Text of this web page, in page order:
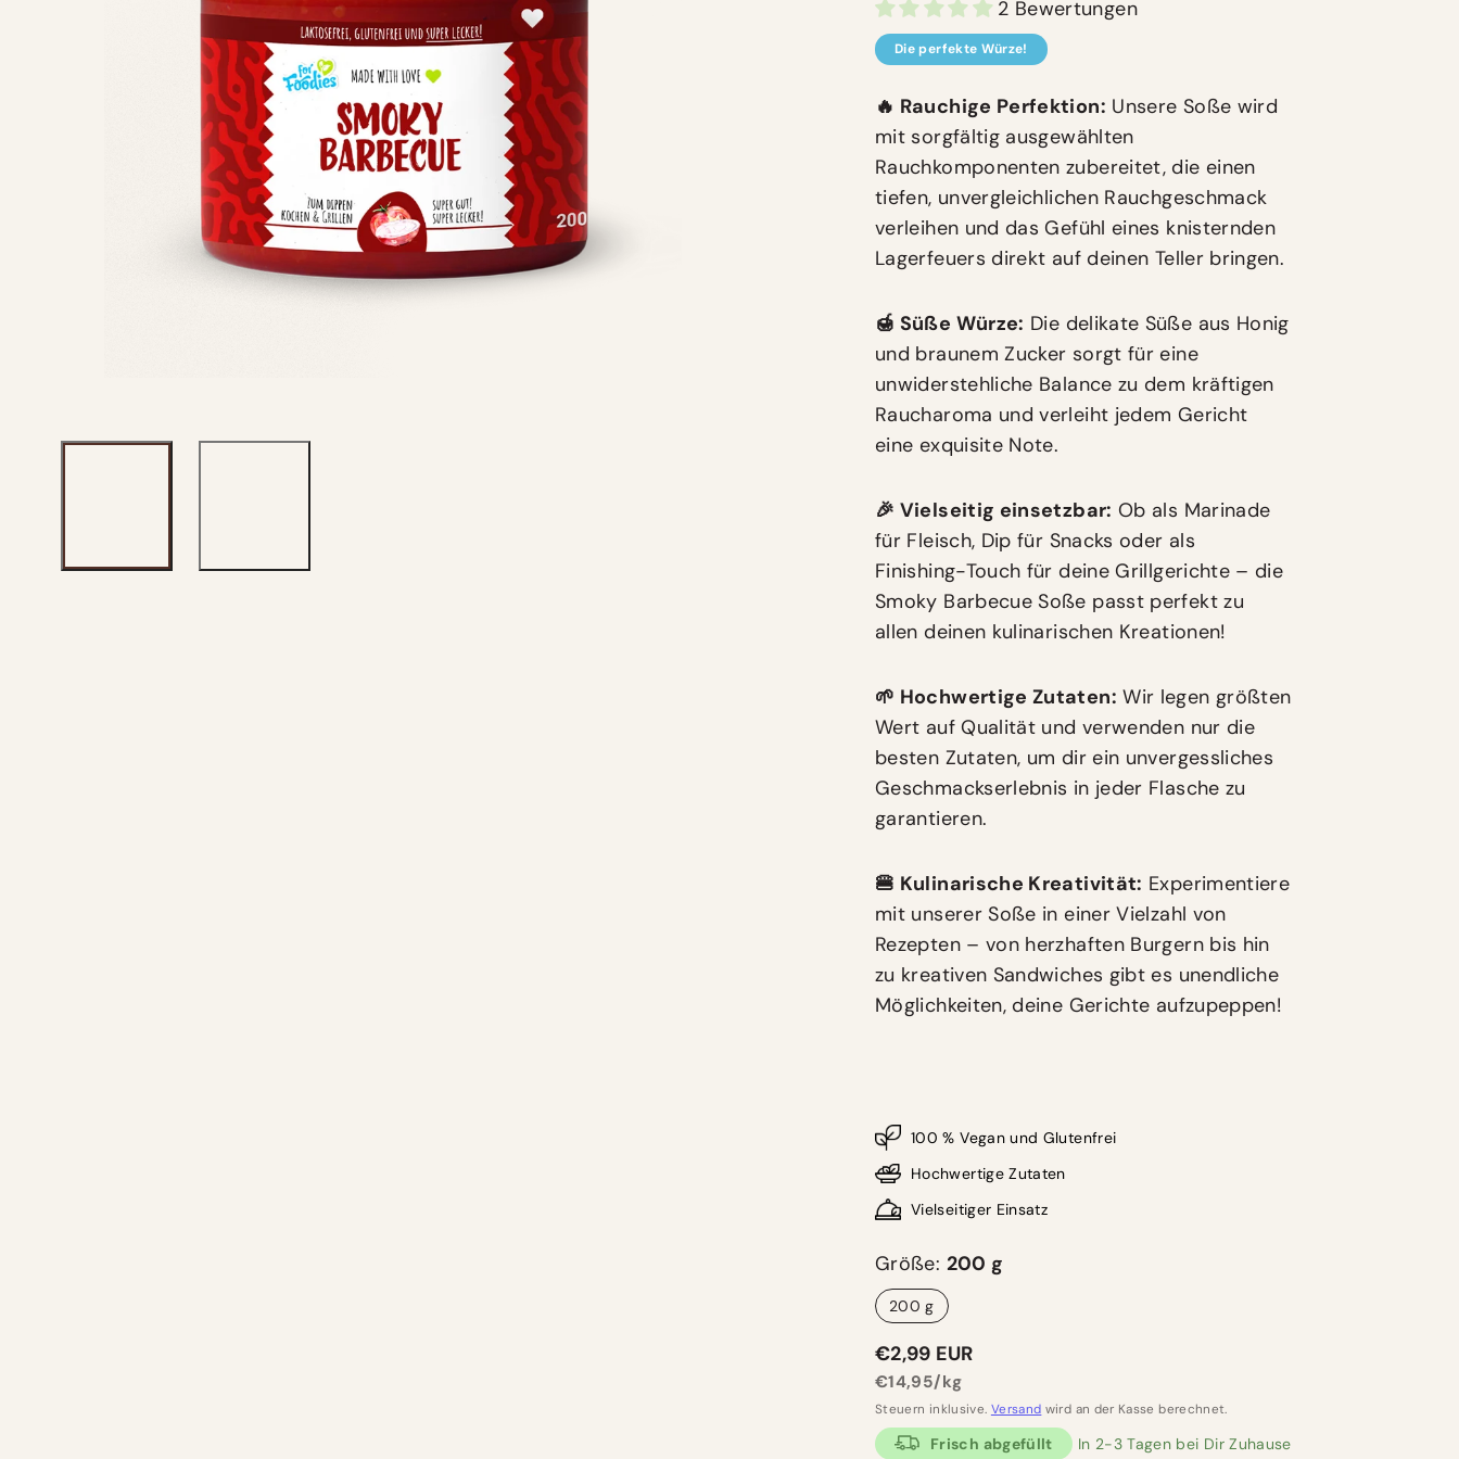
2 Bewertungen
Die perfekte Würze!
🔥 Rauchige Perfektion: Unsere Soße wird
mit sorgfältig ausgewählten
Rauchkomponenten zubereitet, die einen
tiefen, unvergleichlichen Rauchgeschmack
verleihen und das Gefühl eines knisternden
Lagerfeuers direkt auf deinen Teller bringen.
🍯 Süße Würze: Die delikate Süße aus Honig
und braunem Zucker sorgt für eine
unwiderstehliche Balance zu dem kräftigen
Raucharoma und verleiht jedem Gericht
eine exquisite Note.
🎉 Vielseitig einsetzbar: Ob als Marinade
für Fleisch, Dip für Snacks oder als
Finishing-Touch für deine Grillgerichte – die
Smoky Barbecue Soße passt perfekt zu
allen deinen kulinarischen Kreationen!
🌱 Hochwertige Zutaten: Wir legen größten
Wert auf Qualität und verwenden nur die
besten Zutaten, um dir ein unvergessliches
Geschmackserlebnis in jeder Flasche zu
garantieren.
🍔 Kulinarische Kreativität: Experimentiere
mit unserer Soße in einer Vielzahl von
Rezepten – von herzhaften Burgern bis hin
zu kreativen Sandwiches gibt es unendliche
Möglichkeiten, deine Gerichte aufzupeppen!
100 % Vegan und Glutenfrei
Hochwertige Zutaten
Vielseitiger Einsatz
Größe: 200 g
200 g
Regulärer
Preis
€2,99 EUR
Einzelpreis
€14,95/kg
Steuern inklusive. Versand wird an der Kasse berechnet.
Frisch abgefüllt In 2-3 Tagen bei Dir Zuhause